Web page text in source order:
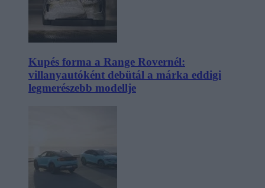
Kupés forma a Range Rovernél:
villanyautóként debütál a márka eddigi
legmerészebb modellje